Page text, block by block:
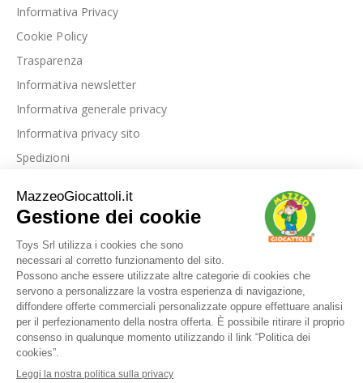
Informativa Privacy
Cookie Policy
Trasparenza
Informativa newsletter
Informativa generale privacy
Informativa privacy sito
Spedizioni
La nostra azienda
Le nostre recensioni
Blog
Dove siamo
Contattaci
I nostri marchi